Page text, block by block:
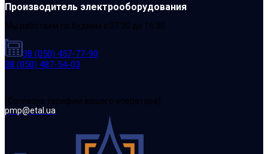
Производитель электрооборудования
Мы работаем по будням с 07:30 до 16:30
38 (050) 457-77-90
38 (050) 487-54-03
(Cогласно тарифам вашего оператора)
pmp@etal.ua